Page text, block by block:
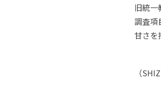
旧統
調査項
甘さを
（